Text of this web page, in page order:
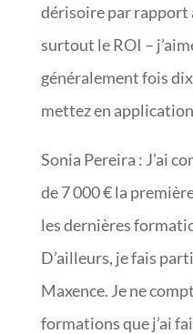
dérisoire par rapport
surtout le ROI –
généralement fois
mettez en
Sonia Pereira : J’ai
de 7 000 € la
les dernières
D’ailleurs, je fais
Maxence. Je ne
formations que j’ai